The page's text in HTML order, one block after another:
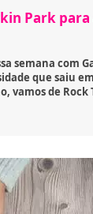
Park
semana com
que saiu
vamos de Rock